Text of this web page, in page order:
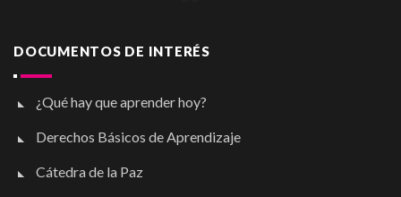
DOCUMENTOS DE INTERÉS
¿Qué hay que aprender hoy?
Derechos Básicos de Aprendizaje
Cátedra de la Paz